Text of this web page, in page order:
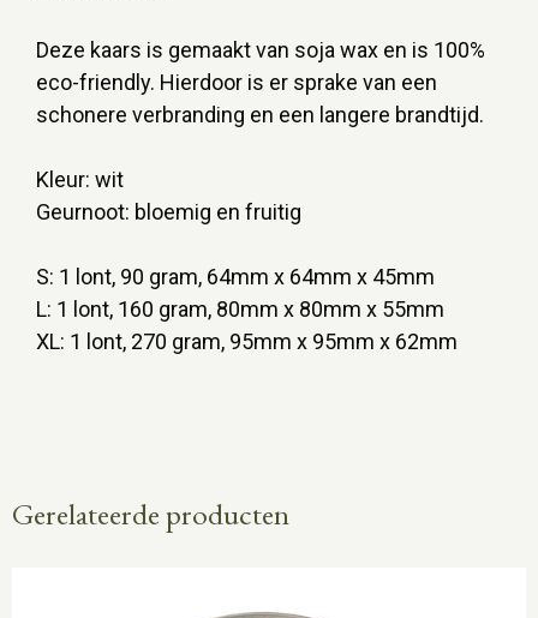
Deze kaars is gemaakt van soja wax en is 100%
eco-friendly. Hierdoor is er sprake van een
schonere verbranding en een langere brandtijd.
Kleur: wit
Geurnoot: bloemig en fruitig
S: 1 lont, 90 gram, 64mm x 64mm x 45mm
L: 1 lont, 160 gram, 80mm x 80mm x 55mm
XL: 1 lont, 270 gram, 95mm x 95mm x 62mm
Gerelateerde producten